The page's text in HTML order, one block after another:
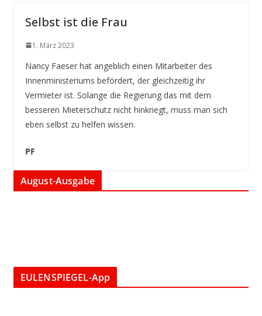
Selbst ist die Frau
1. März 2023
Nancy Faeser hat angeblich einen Mitarbeiter des
Innenministeriums befördert, der gleichzeitig ihr
Vermieter ist. Solange die Regierung das mit dem
besseren Mieterschutz nicht hinkriegt, muss man sich
eben selbst zu helfen wissen.
PF
August-Ausgabe
EULENSPIEGEL-App